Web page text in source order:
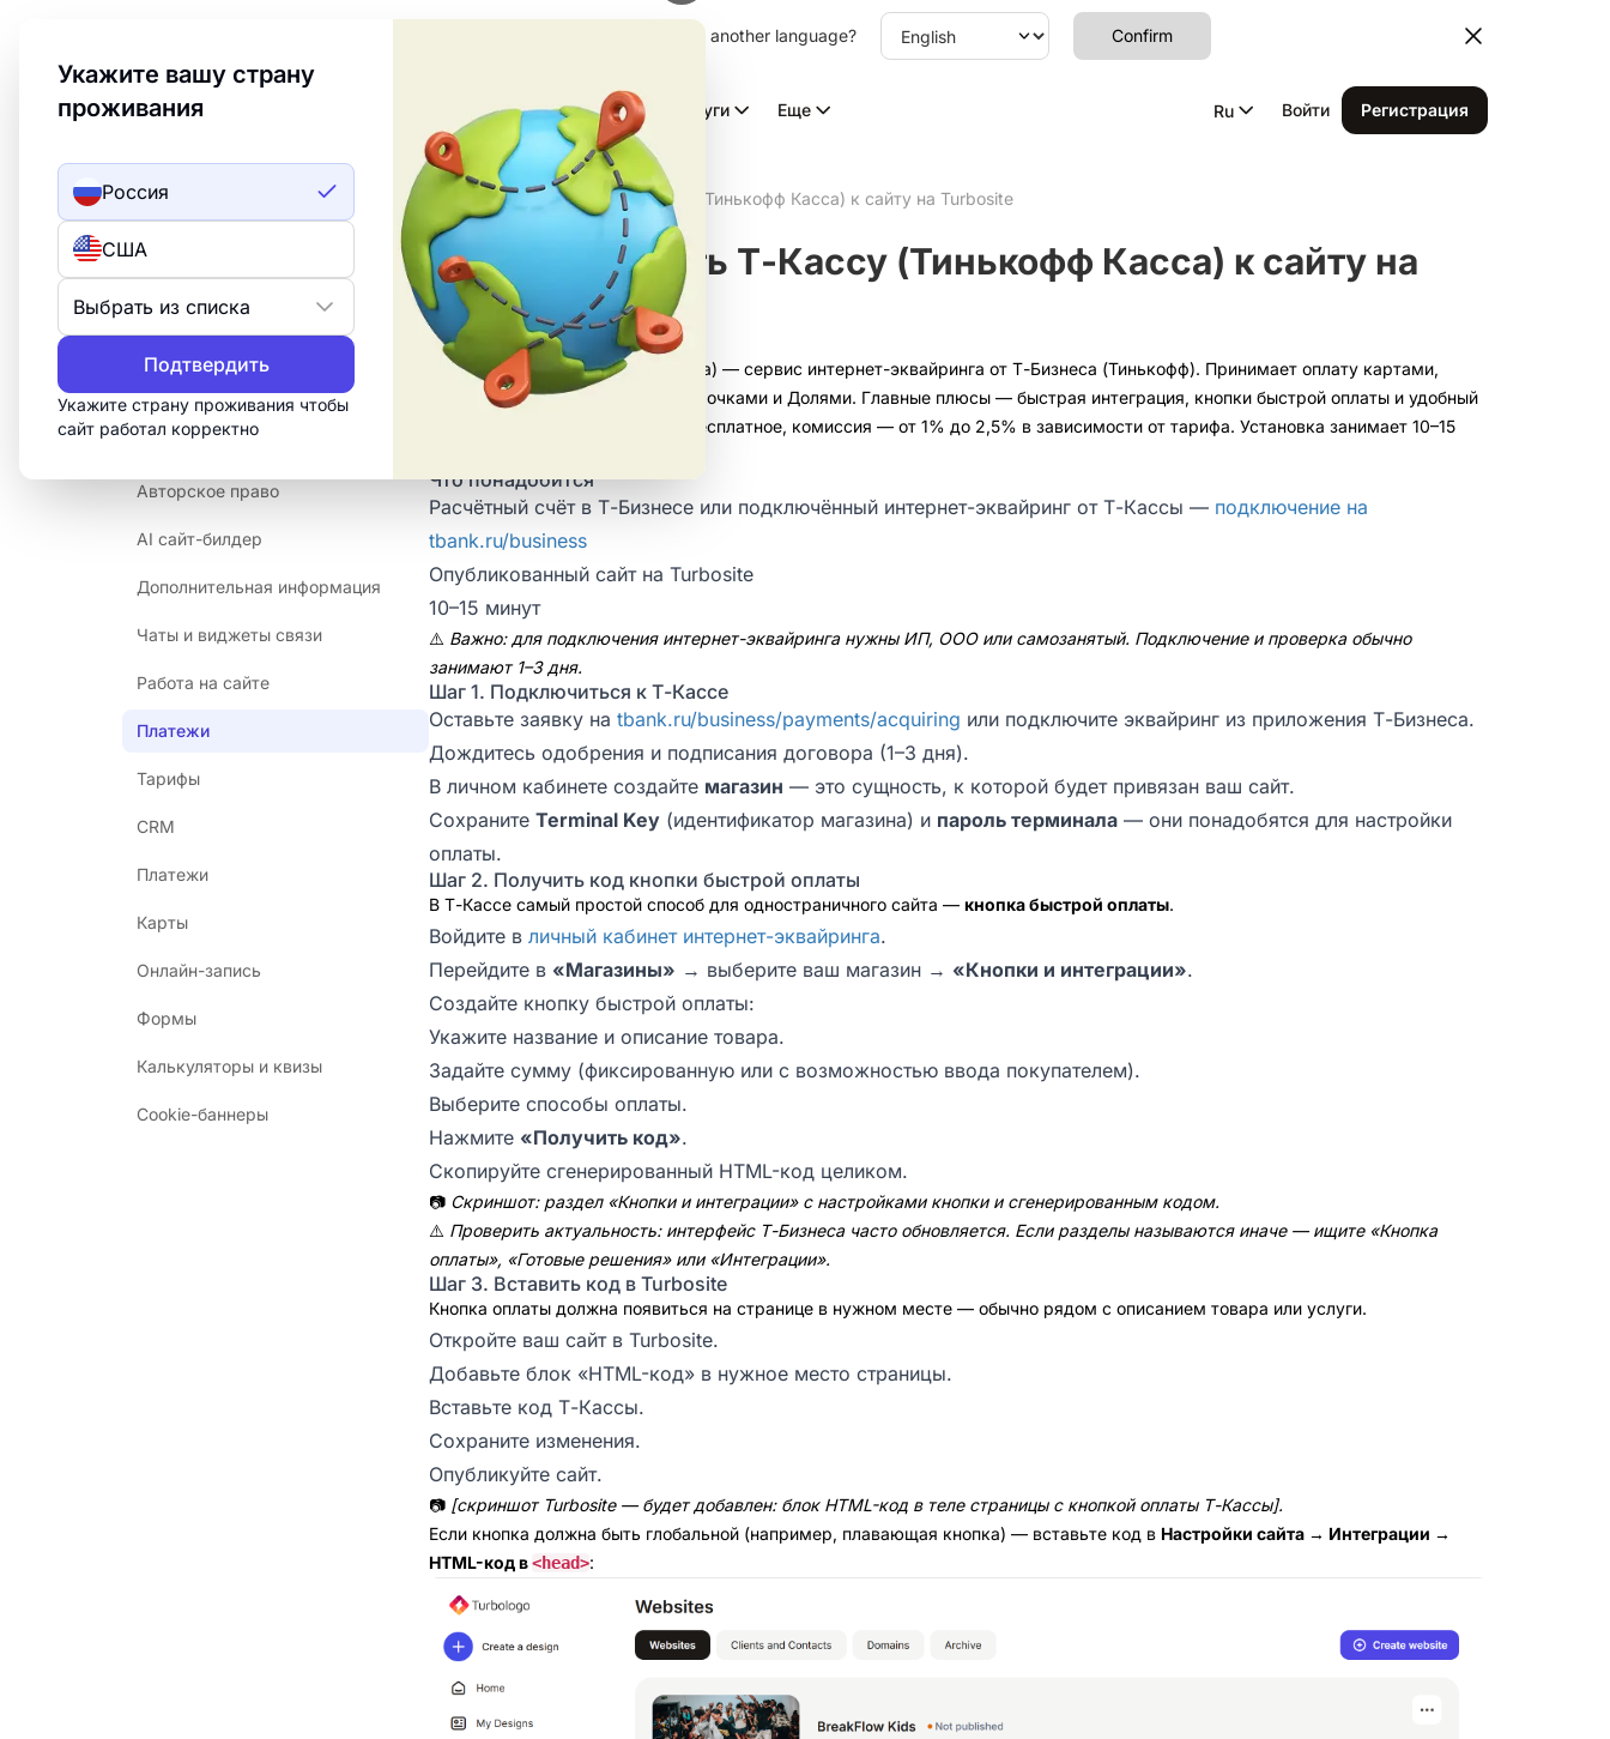
Укажите вашу страну
проживания
Россия
США
Выбрать из списка
Подтвердить
Укажите страну проживания чтобы
сайт работал корректно
Welcome to Turbologo! This page is available in another language. Choose another language? Confirm
ИИ лого Видео с ИИ Услуги Еще Ru Войти Регистрация
Главная Центр помощи Платежи Как подключить Т-Кассу (Тинькофф Касса) к сайту на Turbosite
РАЗДЕЛЫ
Аналитика
Проблемы
Управление аккаунтом
Авторское право
AI сайт-билдер
Дополнительная информация
Чаты и виджеты связи
Работа на сайте
Платежи
Тарифы
CRM
Платежи
Карты
Онлайн-запись
Формы
Калькуляторы и квизы
Cookie-баннеры
Как подключить Т-Кассу (Тинькофф Касса) к сайту на
Turbosite
Т-Касса (бывшая Тинькофф Касса) — сервис интернет-эквайринга от Т-Бизнеса (Тинькофф). Принимает оплату картами,
через СБП, T-Pay, SberPay, рассрочками и Долями. Главные плюсы — быстрая интеграция, кнопки быстрой оплаты и удобный
личный кабинет. Подключение бесплатное, комиссия — от 1% до 2,5% в зависимости от тарифа. Установка занимает 10–15
Что понадобится
Расчётный счёт в Т-Бизнесе или подключённый интернет-эквайринг от Т-Кассы — подключение на
tbank.ru/business
Опубликованный сайт на Turbosite
10–15 минут
⚠️ Важно: для подключения интернет-эквайринга нужны ИП, ООО или самозанятый. Подключение и проверка обычно
занимают 1–3 дня.
Шаг 1. Подключиться к Т-Кассе
Оставьте заявку на tbank.ru/business/payments/acquiring или подключите эквайринг из приложения Т-Бизнеса.
Дождитесь одобрения и подписания договора (1–3 дня).
В личном кабинете создайте магазин — это сущность, к которой будет привязан ваш сайт.
Сохраните Terminal Key (идентификатор магазина) и пароль терминала — они понадобятся для настройки
оплаты.
Шаг 2. Получить код кнопки быстрой оплаты
В Т-Кассе самый простой способ для одностраничного сайта — кнопка быстрой оплаты.
Войдите в личный кабинет интернет-эквайринга.
Перейдите в «Магазины» → выберите ваш магазин → «Кнопки и интеграции».
Создайте кнопку быстрой оплаты:
Укажите название и описание товара.
Задайте сумму (фиксированную или с возможностью ввода покупателем).
Выберите способы оплаты.
Нажмите «Получить код».
Скопируйте сгенерированный HTML-код целиком.
📷 Скриншот: раздел «Кнопки и интеграции» с настройками кнопки и сгенерированным кодом.
⚠️ Проверить актуальность: интерфейс Т-Бизнеса часто обновляется. Если разделы называются иначе — ищите «Кнопка
оплаты», «Готовые решения» или «Интеграции».
Шаг 3. Вставить код в Turbosite
Кнопка оплаты должна появиться на странице в нужном месте — обычно рядом с описанием товара или услуги.
Откройте ваш сайт в Turbosite.
Добавьте блок «HTML-код» в нужное место страницы.
Вставьте код Т-Кассы.
Сохраните изменения.
Опубликуйте сайт.
📷 [скриншот Turbosite — будет добавлен: блок HTML-код в теле страницы с кнопкой оплаты Т-Кассы].
Если кнопка должна быть глобальной (например, плавающая кнопка) — вставьте код в Настройки сайта → Интеграции →
HTML-код в<head>: